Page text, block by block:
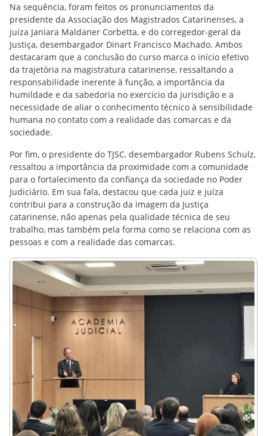
Na sequência, foram feitos os pronunciamentos da
presidente da Associação dos Magistrados Catarinenses, a
juíza Janiara Maldaner Corbetta, e do corregedor-geral da
Justiça, desembargador Dinart Francisco Machado. Ambos
destacaram que a conclusão do curso marca o início efetivo
da trajetória na magistratura catarinense, ressaltando a
responsabilidade inerente à função, a importância da
humildade e da sabedoria no exercício da jurisdição e a
necessidade de aliar o conhecimento técnico à sensibilidade
humana no contato com a realidade das comarcas e da
sociedade.
Por fim, o presidente do TJSC, desembargador Rubens Schulz,
ressaltou a importância da proximidade com a comunidade
para o fortalecimento da confiança da sociedade no Poder
Judiciário. Em sua fala, destacou que cada juiz e juíza
contribui para a construção da imagem da Justiça
catarinense, não apenas pela qualidade técnica de seu
trabalho, mas também pela forma como se relaciona com as
pessoas e com a realidade das comarcas.